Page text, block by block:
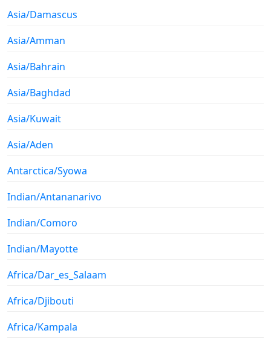
Asia/Damascus
Asia/Amman
Asia/Bahrain
Asia/Baghdad
Asia/Kuwait
Asia/Aden
Antarctica/Syowa
Indian/Antananarivo
Indian/Comoro
Indian/Mayotte
Africa/Dar_es_Salaam
Africa/Djibouti
Africa/Kampala